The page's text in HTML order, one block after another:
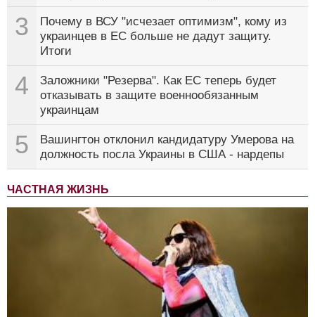
3
Почему в ВСУ "исчезает оптимизм", кому из
украинцев в ЕС больше не дадут защиту.
Итоги
4
Заложники "Резерва". Как ЕС теперь будет
отказывать в защите военнообязанным
украинцам
5
Вашингтон отклонил кандидатуру Умерова на
должность посла Украины в США - нардепы
ЧАСТНАЯ ЖИЗНЬ